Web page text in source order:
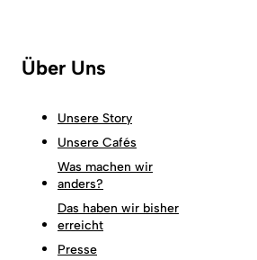
Über Uns
Unsere Story
Unsere Cafés
Was machen wir
anders?
Das haben wir bisher
erreicht
Presse